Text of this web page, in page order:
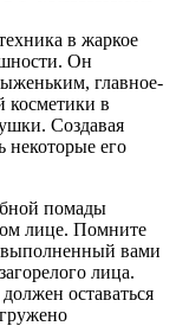
в жаркое
Он
главное-
косметики в
Создавая
некоторые его
помады
лице. Помните
выполненный вами
лица.
оставаться